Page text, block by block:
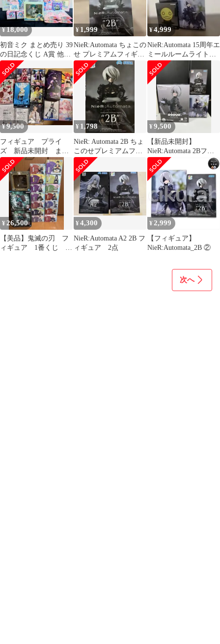
¥18,000
初音ミク まとめ売り 39
の日記念くじ A賞 他
Hatsune Miku
¥ 1,999
NieR:Automata ちょこの
せ プレミアムフィギュ
ア 2B
¥4,999
NieR:Automata 15周年エ
ミールルームライト
2B フィギュア
¥9,500
フィギュア プライ
ズ 新品未開封 まと
め売り 13点セット
¥ 1,798
NieR: Automata 2B ちょ
このせプレミアムフィ
ギュア ニーア
¥9,500
【新品未開封】
NieR:Automata 2Bフィ
ギュア 3種セット
¥26,500
【美品】鬼滅の刃 フ
ィギュア 1番くじ A
¥4,300
NieR:Automata A2 2B フ
ィギュア 2点
¥ 2,999
【フィギュア】
NieR:Automata_2B ②
次へ